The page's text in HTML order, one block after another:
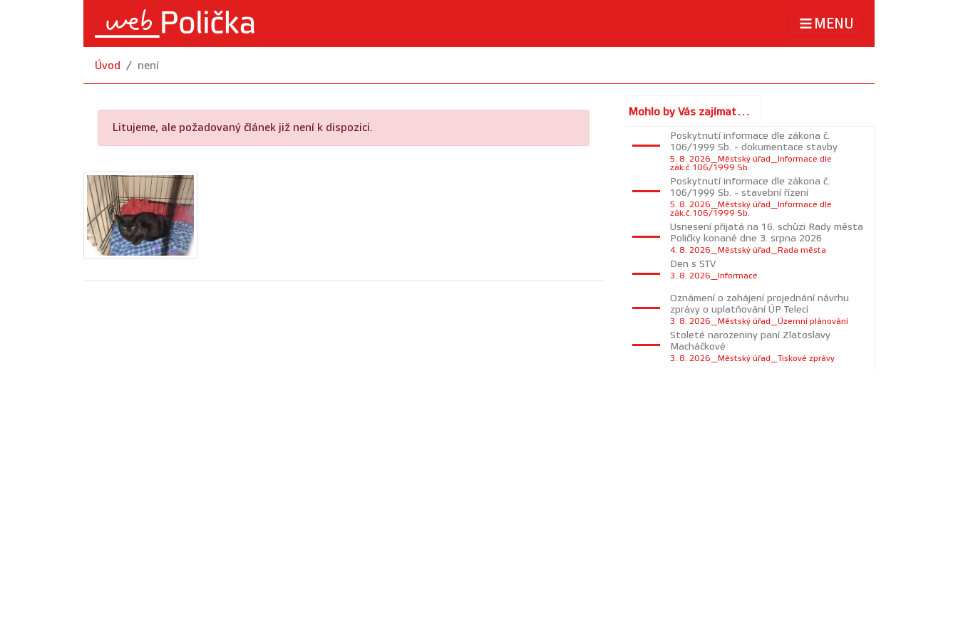
MENU
Úvod není
Litujeme, ale požadovaný článek již není k dispozici.
Mohlo by Vás zajímat...
Poskytnutí informace dle zákona č.
106/1999 Sb. - dokumentace stavby
5. 8. 2026_Městský úřad_Informace dle
zák.č.106/1999 Sb.
Poskytnutí informace dle zákona č.
106/1999 Sb. - stavební řízení
5. 8. 2026_Městský úřad_Informace dle
zák.č.106/1999 Sb.
Usnesení přijatá na 16. schůzi Rady města
Poličky konané dne 3. srpna 2026
4. 8. 2026_Městský úřad_Rada města
Den s STV
3. 8. 2026_Informace
Oznámení o zahájení projednání návrhu
zprávy o uplatňování ÚP Telecí
3. 8. 2026_Městský úřad_Územní plánování
Stoleté narozeniny paní Zlatoslavy
Macháčkové
3. 8. 2026_Městský úřad_Tiskové zprávy